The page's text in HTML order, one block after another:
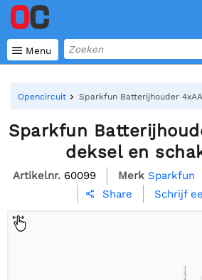
 Menu
Opencircuit Sparkfun Batterijhouder
Sparkfun
deksel en
Artikelnr. 60099 Merk Sparkfun
 Share Schrijf